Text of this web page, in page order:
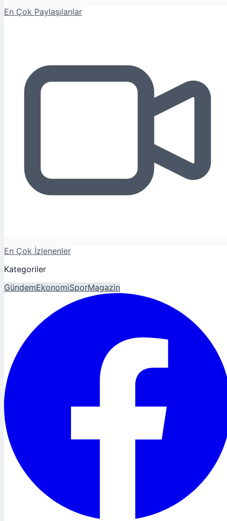
En Çok Paylaşılanlar
En Çok İzlenenler
Kategoriler
GündemEkonomiSporMagazin